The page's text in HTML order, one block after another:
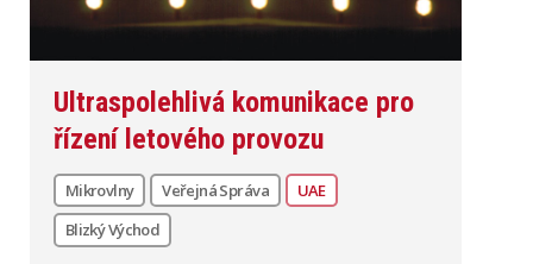
Ultraspolehlivá komunikace pro
řízení letového provozu
Mikrovlny Veřejná Správa
UAE
Blizký Východ